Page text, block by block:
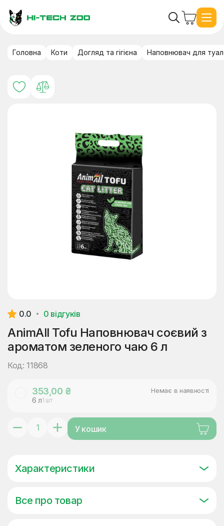
Головна Коти Догляд та гігієна Наповнювач для
0.0 0 відгуків
AnimAll Tofu Наповнювач соєвий з
ароматом зеленого чаю 6 л
Код: 11868
6 л1 шт
353,00 ₴ Немає в наявності
У кошик
Характеристики
Все про товар